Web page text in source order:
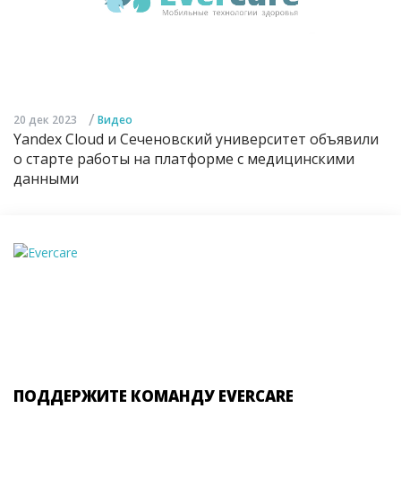
20 дек 2023 / Видео
Yandex Cloud и Сеченовский университет объявили
о старте работы на платформе с медицинскими
данными
ПОДДЕРЖИТЕ КОМАНДУ EVERCARE